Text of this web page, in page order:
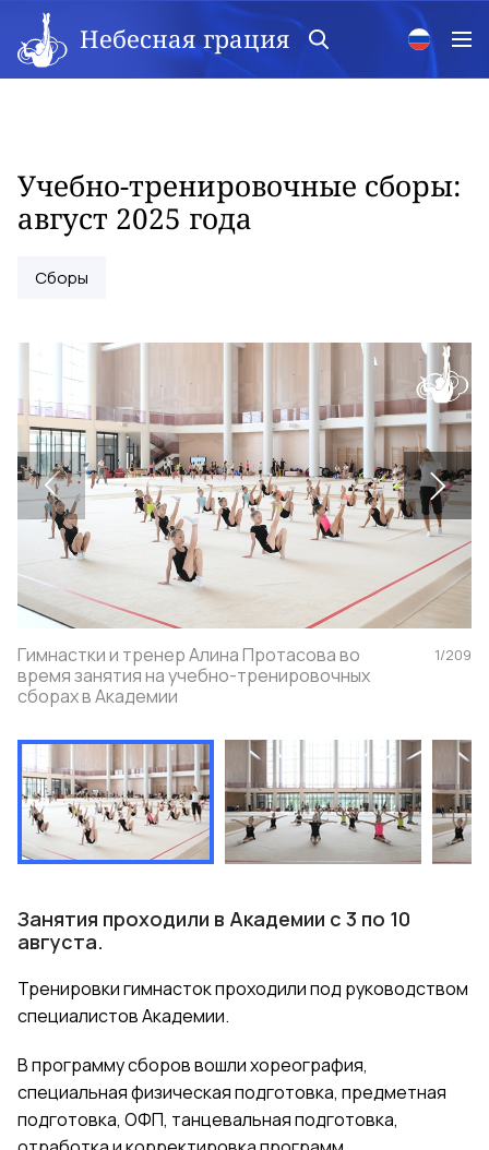
Небесная грация
Учебно-тренировочные сборы:
август 2025 года
Сборы
Гимнастки и тренер Алина Протасова во
время занятия на учебно-тренировочных
сборах в Академии
1/209
Занятия проходили в Академии с 3 по 10
августа.
Тренировки гимнасток проходили под руководством
специалистов Академии.
В программу сборов вошли хореография,
специальная физическая подготовка, предметная
подготовка, ОФП, танцевальная подготовка,